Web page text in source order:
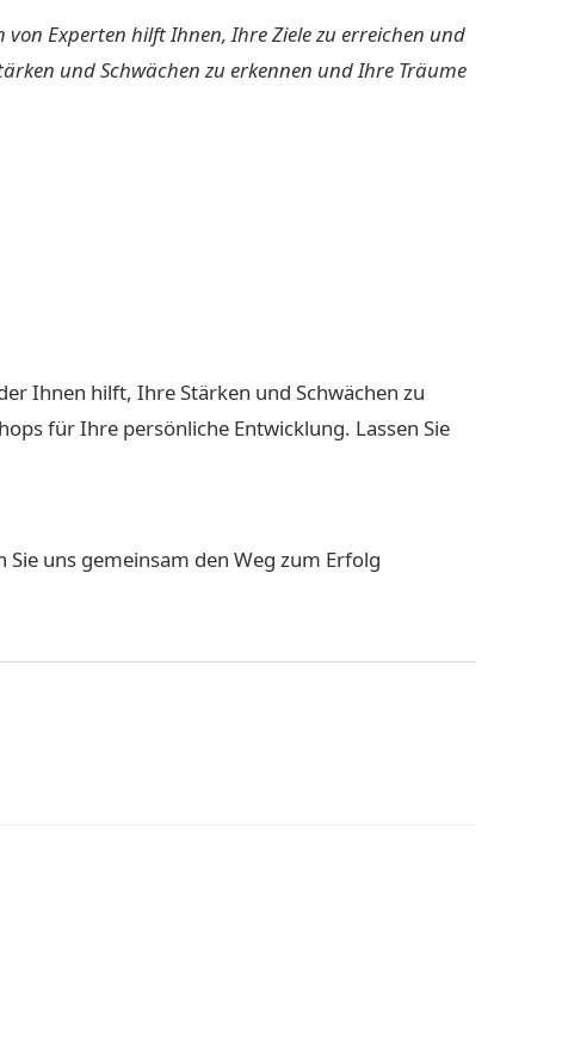
von Experten hilft Ihnen, Ihre Ziele zu erreichen und
und Schwächen zu erkennen und Ihre Träume
Ihnen hilft, Ihre Stärken und Schwächen zu
für Ihre persönliche Entwicklung. Lassen Sie
uns gemeinsam den Weg zum Erfolg